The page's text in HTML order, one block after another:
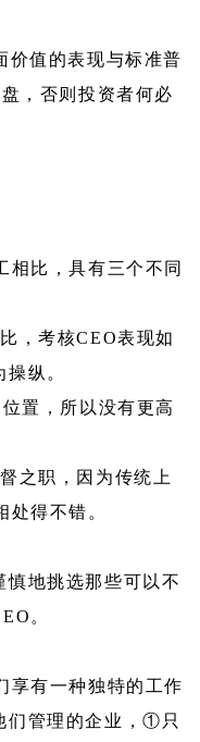
价值的表现与标准普
，否则投资者何必
相比，具有三个不同
，考核CEO表现如
纵。
置，所以没有更高
之职，因为传统上
处得不错。
慎地挑选那些可以不
。
享有一种独特的工作
们管理的企业，①只